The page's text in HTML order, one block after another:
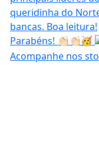
Parabéns! 👏🏻👏🏻🥳
Acompanhe nos